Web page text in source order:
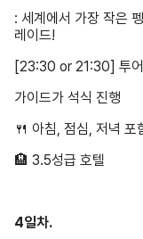
: 세계에서 가장 작은
레이드!
[23:30 or 21:30] 투
가이드가 석식 진행
🍴 아침, 점심, 저녁 포
🏨 3.5성급 호텔
4일차.